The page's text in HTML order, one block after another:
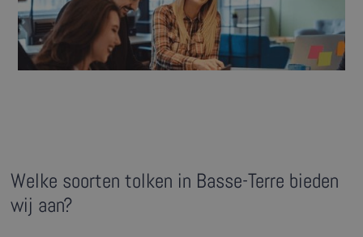
Welke soorten tolken in Basse-Terre bieden
wij aan?